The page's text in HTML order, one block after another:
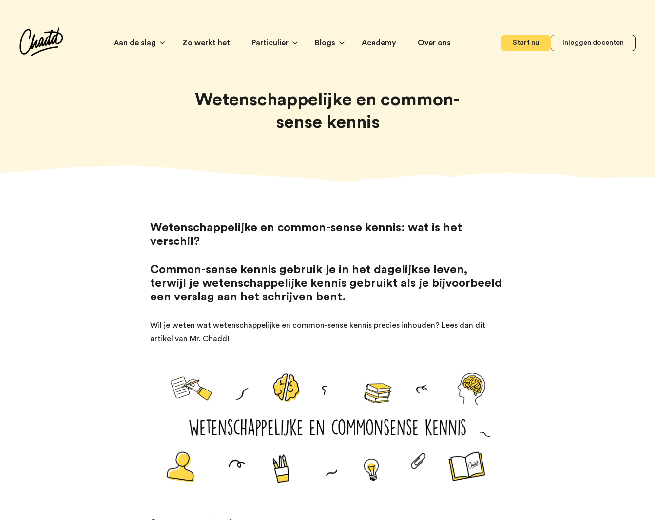
Aan de slag Zo werkt het Particulier Blogs Academy Over ons Start nu Inloggen docenten
Wetenschappelijke en common-
sense kennis
Wetenschappelijke en common-sense kennis: wat is het
verschil?
Common-sense kennis gebruik je in het dagelijkse leven,
terwijl je wetenschappelijke kennis gebruikt als je bijvoorbeeld
een verslag aan het schrijven bent.
Wil je weten wat wetenschappelijke en common-sense kennis precies inhouden? Lees dan dit
artikel van Mr. Chadd!